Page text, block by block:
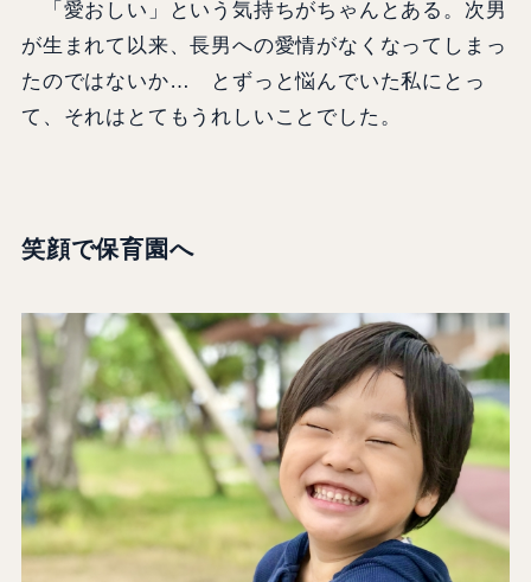
「愛おしい」という気持ちがちゃんとある。次男
が生まれて以来、長男への愛情がなくなってしまっ
たのではないか… とずっと悩んでいた私にとっ
て、それはとてもうれしいことでした。
笑顔で保育園へ